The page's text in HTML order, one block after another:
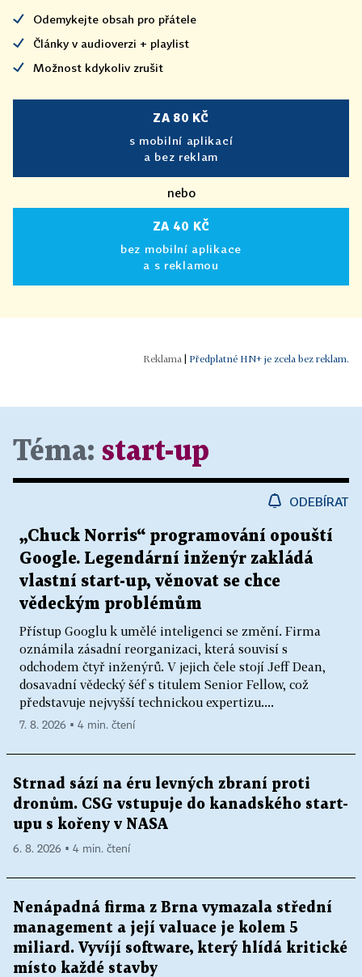
Odemykejte obsah pro přátele
Články v audioverzi + playlist
Možnost kdykoliv zrušit
ZA 80 KČ
s mobilní aplikací
a bez reklam
nebo
ZA 40 KČ
bez mobilní aplikace
a s reklamou
Předplatné HN+ je zcela bez reklam.
Téma: start-up
ODEBÍRAT
„Chuck Norris“ programování opouští
Google. Legendární inženýr zakládá
vlastní start-up, věnovat se chce
vědeckým problémům
Přístup Googlu k umělé inteligenci se změní. Firma
oznámila zásadní reorganizaci, která souvisí s
odchodem čtyř inženýrů. V jejich čele stojí Jeff Dean,
dosavadní vědecký šéf s titulem Senior Fellow, což
představuje nejvyšší technickou expertizu....
7. 8. 2026 ▪ 4 min. čtení
Strnad sází na éru levných zbraní proti
dronům. CSG vstupuje do kanadského start-
upu s kořeny v NASA
6. 8. 2026 ▪ 4 min. čtení
Nenápadná firma z Brna vymazala střední
management a její valuace je kolem 5
miliard. Vyvíjí software, který hlídá kritické
místo každé stavby